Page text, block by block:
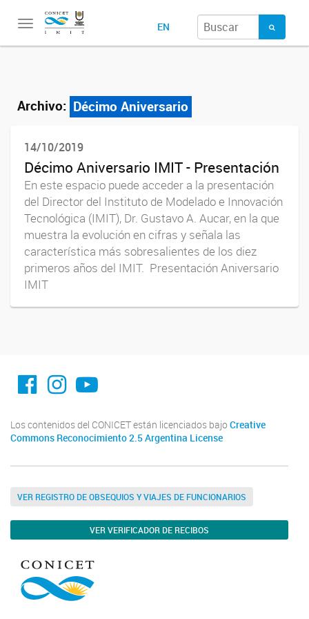
Toggle
EN
Archivo: Décimo Aniversario
14/10/2019
Décimo Aniversario IMIT - Presentación
En este espacio puede acceder a la presentación
del Director del Instituto de Modelado e Innovación
Tecnológica (IMIT), Dr. Gustavo A. Aucar, en la que
muestra la evolución en cifras y señala las
característica más sobresalientes de los diez
primeros años del IMIT. Presentación Aniversario
IMIT
facebook imit.conicet
imit.conicet
Youtube
Los contenidos del CONICET están licenciados bajo Creative
Commons Reconocimiento 2.5 Argentina License
VER REGISTRO DE OBSEQUIOS Y VIAJES DE FUNCIONARIOS
VER VERIFICADOR DE RECIBOS